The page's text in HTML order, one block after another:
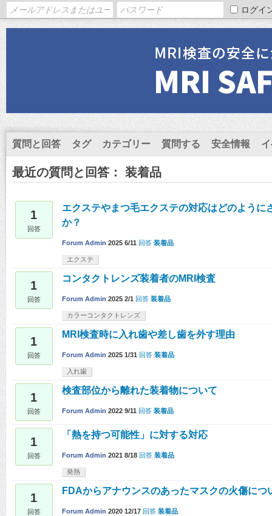
ログイ
質問と回答 タグ カテゴリー 質問する 安全情報
最近の質問と回答： 装着品
1
回答
エクステやまつ毛エクステの対応はどのように
か？
Forum Admin 2025 6/11 回答 装着品
エクステ
1
回答
コンタクトレンズ装着者のMRI検査
Forum Admin 2025 2/1 回答 装着品
カラーコンタクトレンズ
1
回答
MRI検査時に入れ歯や差し歯を外す理由
Forum Admin 2025 1/31 回答 装着品
入れ歯
1
回答
検査部位から離れた装着物について
Forum Admin 2022 9/11 回答 装着品
1
回答
「熱を持つ可能性」に対する対応
Forum Admin 2021 8/18 回答 装着品
発熱
1
回答
FDAからアナウンスのあったマスクの火傷につ
Forum Admin 2020 12/17 回答 装着品